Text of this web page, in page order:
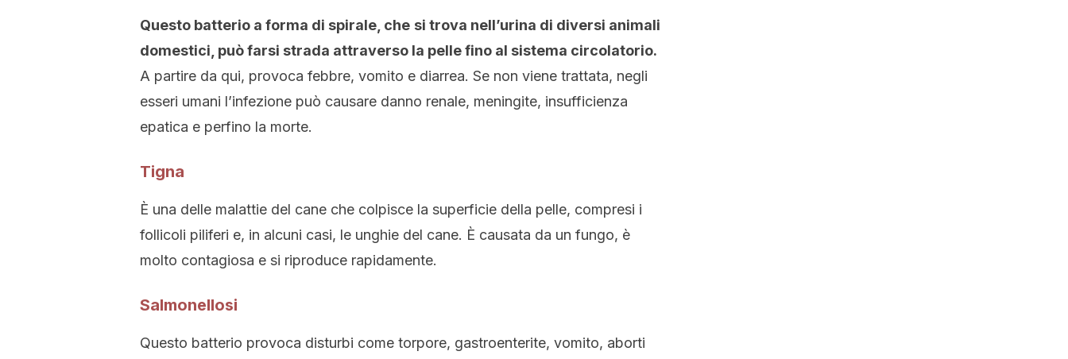
Questo batterio a forma di spirale, che si trova nell’urina di diversi animali
domestici, può farsi strada attraverso la pelle fino al sistema circolatorio.
A partire da qui, provoca febbre, vomito e diarrea. Se non viene trattata, negli
esseri umani l’infezione può causare danno renale, meningite, insufficienza
epatica e perfino la morte.
Tigna
È una delle malattie del cane che colpisce la superficie della pelle, compresi i
follicoli piliferi e, in alcuni casi, le unghie del cane. È causata da un fungo, è
molto contagiosa e si riproduce rapidamente.
Salmonellosi
Questo batterio provoca disturbi come torpore, gastroenterite, vomito, aborti